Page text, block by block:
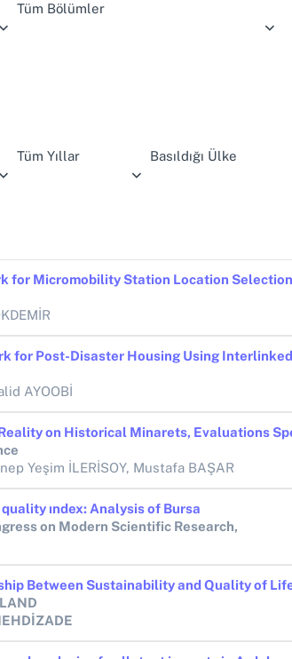
Tüm Bölümler
Tüm Yıllar Basıldığı Ülke
AYOOBİ
Yeşim İLERİSOY, Mustafa BAŞAR
ındex: Analysis of Bursa
on Modern Scientific Research,